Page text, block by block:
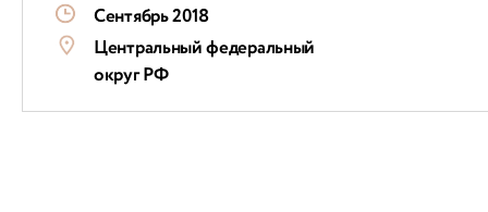
Сентябрь 2018
Центральный федеральный
округ РФ